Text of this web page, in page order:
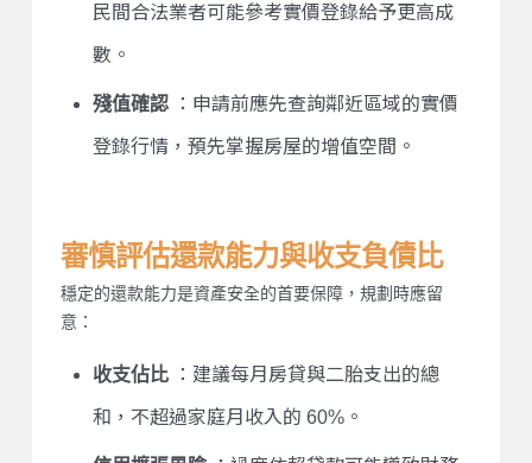
民間合法業者可能參考實價登錄給予更高成
數。
殘值確認 ：申請前應先查詢鄰近區域的實價
登錄行情，預先掌握房屋的增值空間。
審慎評估還款能力與收支負債比
穩定的還款能力是資產安全的首要保障，規劃時應留
意：
收支佔比：建議每月房貸與二胎支出的總
和，不超過家庭月收入的 60%。